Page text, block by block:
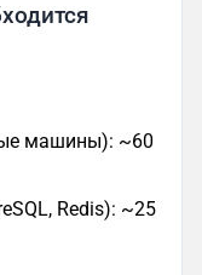
машины): ~60
Redis): ~25